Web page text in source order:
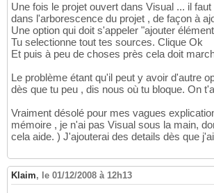
Une fois le projet ouvert dans Visual ... il
dans l'arborescence du projet , de façon à
Une option qui doit s'appeler "ajouter
Tu selectionne tout tes sources. Clique Ok
Et puis à peu de choses près cela doit
Le problème étant qu'il peut y avoir d'autre
dès que tu peu , dis nous où tu bloque. On
Vraiment désolé pour mes vagues
mémoire , je n'ai pas Visual sous la main,
cela aide. ) J'ajouterai des details dès que
Klaim, le 01/12/2008 à 12h13